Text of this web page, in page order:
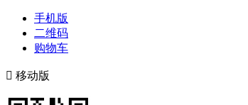
手机版
二维码
购物车
 移动版